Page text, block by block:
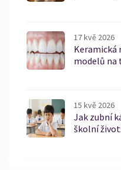
17 kvě 2026
Keramická
modelů na
15 kvě 2026
Jak zubní
školní